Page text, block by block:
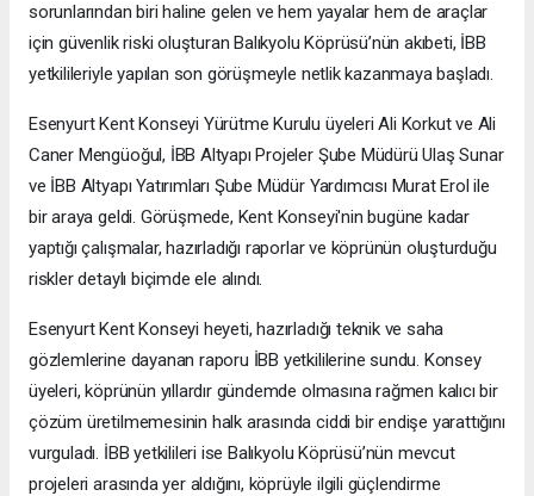
sorunlarından biri haline gelen ve hem yayalar hem de araçlar
için güvenlik riski oluşturan Balıkyolu Köprüsü’nün akıbeti, İBB
yetkilileriyle yapılan son görüşmeyle netlik kazanmaya başladı.
Esenyurt Kent Konseyi Yürütme Kurulu üyeleri Ali Korkut ve Ali
Caner Mengüoğul, İBB Altyapı Projeler Şube Müdürü Ulaş Sunar
ve İBB Altyapı Yatırımları Şube Müdür Yardımcısı Murat Erol ile
bir araya geldi. Görüşmede, Kent Konseyi'nin bugüne kadar
yaptığı çalışmalar, hazırladığı raporlar ve köprünün oluşturduğu
riskler detaylı biçimde ele alındı.
Esenyurt Kent Konseyi heyeti, hazırladığı teknik ve saha
gözlemlerine dayanan raporu İBB yetkililerine sundu. Konsey
üyeleri, köprünün yıllardır gündemde olmasına rağmen kalıcı bir
çözüm üretilmemesinin halk arasında ciddi bir endişe yarattığını
vurguladı. İBB yetkilileri ise Balıkyolu Köprüsü’nün mevcut
projeleri arasında yer aldığını, köprüyle ilgili güçlendirme